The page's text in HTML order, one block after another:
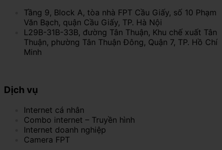
Tầng 9, Block A, tòa nhà FPT Cầu Giấy, số 10 Phạm
Văn Bạch, quận Cầu Giấy, TP. Hà Nội
L29B-31B-33B, đường Tân Thuận, Khu chế xuất Tân
Thuận, phường Tân Thuận Đông, Quận 7, TP. Hồ Chí
Minh
Dịch vụ
Internet cá nhân
Combo internet – Truyền hình
Internet doanh nghiệp
Camera FPT